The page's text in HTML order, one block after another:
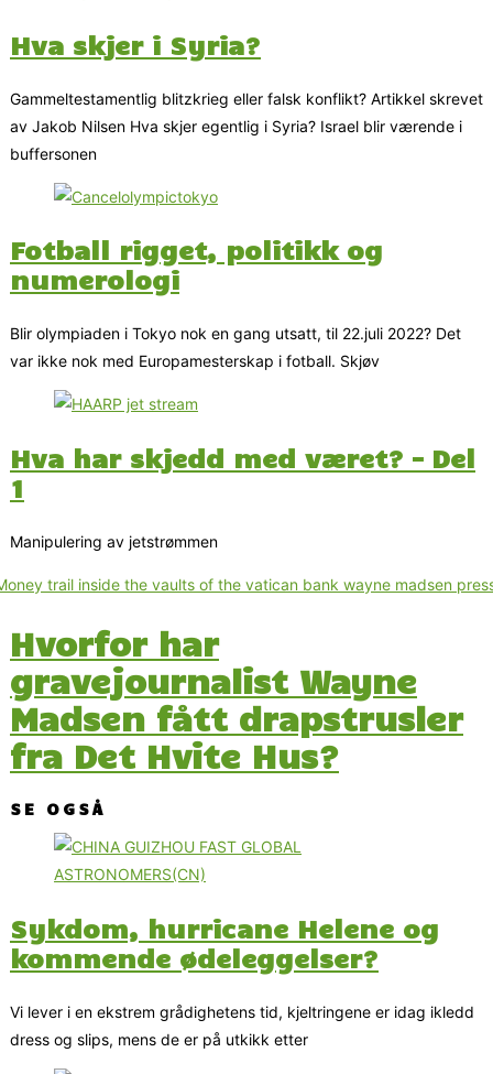
Hva skjer i Syria?
Gammeltestamentlig blitzkrieg eller falsk konflikt? Artikkel skrevet
av Jakob Nilsen Hva skjer egentlig i Syria? Israel blir værende i
buffersonen
Fotball rigget, politikk og
numerologi
Blir olympiaden i Tokyo nok en gang utsatt, til 22.juli 2022? Det
var ikke nok med Europamesterskap i fotball. Skjøv
Hva har skjedd med været? – Del
1
Manipulering av jetstrømmen
Hvorfor har
gravejournalist Wayne
Madsen fått drapstrusler
fra Det Hvite Hus?
SE OGSÅ
Sykdom, hurricane Helene og
kommende ødeleggelser?
Vi lever i en ekstrem grådighetens tid, kjeltringene er idag ikledd
dress og slips, mens de er på utkikk etter